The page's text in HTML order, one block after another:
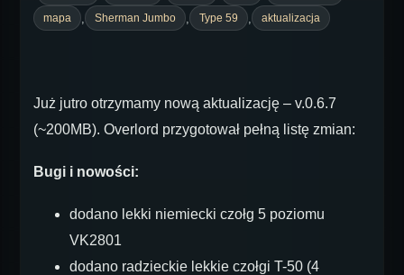
mapa Sherman Jumbo Type 59 aktualizacja
Już jutro otrzymamy nową aktualizację – v.0.6.7
(~200MB). Overlord przygotował pełną listę zmian:
Bugi i nowości:
dodano lekki niemiecki czołg 5 poziomu
VK2801
dodano radzieckie lekkie czołgi T-50 (4